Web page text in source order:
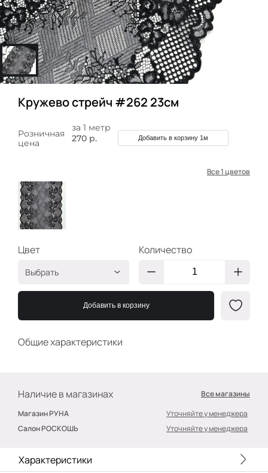
Кружево стрейч #262 23см
Общие характеристики
за 1 метр
Розничная
цена
270 р. Добавить в корзину 1м
Все 1 цветов
Наличие в магазинах
Все магазины
Магазин РУНА
Уточняйте у менеджера
Салон РОСКОШЬ
Уточняйте у менеджера
Цвет
Выбрать
Чёрный
2400000572664
Количество
Добавить в корзину
Характеристики